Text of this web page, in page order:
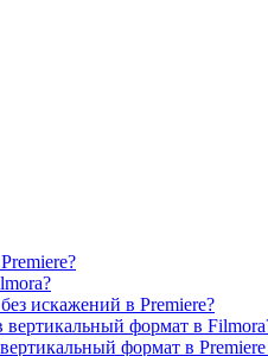
искажений в Premiere?
вертикальный формат в
формат в